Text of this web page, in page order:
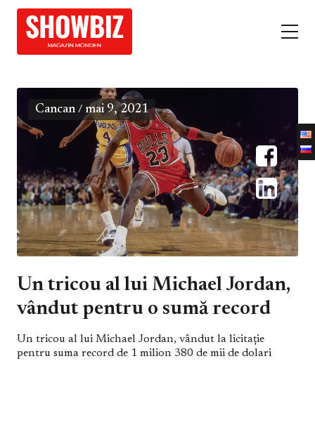
Cancan/ mai 9, 2021
Un tricou al lui Michael Jordan,
vândut pentru o sumă record
Un tricou al lui Michael Jordan, vândut la licitație
pentru suma record de 1 milion 380 de mii de dolari